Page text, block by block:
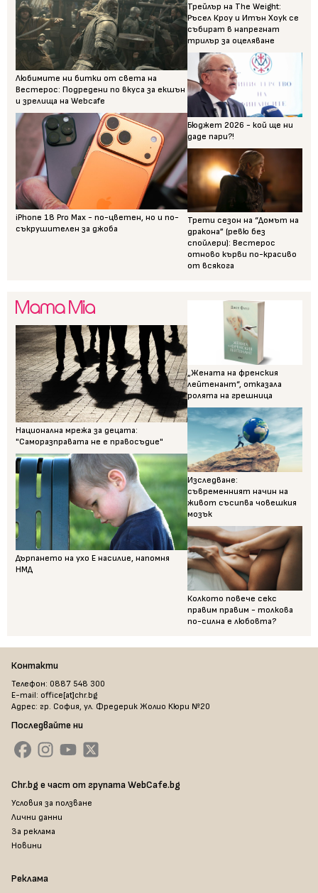
Любимите ни битки от света на
Вестерос: Подредени по вкуса за екшън
и зрелища на Webcafe
iPhone 18 Pro Max - по-цветен, но и по-
съкрушителен за джоба
Трейлър на The Weight:
Ръсел Кроу и Итън Хоук се
събират в напрегнат
трилър за оцеляване
Бюджет 2026 - кой ще ни
даде пари?!
Трети сезон на “Домът на
дракона” (ревю без
спойлери): Вестерос
отново кърви по-красиво
от всякога
Национална мрежа за децата:
"Саморазправата не е правосъдие"
Дърпането на ухо Е насилие, напомня
НМД
„Жената на френския
лейтенант“, отказала
ролята на грешница
Изследване:
съвременният начин на
живот съсипва човешкия
мозък
Колкото повече секс
правим правим - толкова
по-силна е любовта?
Контакти
Телефон: 0887 548 300
E-mail: office[at]chr.bg
Адрес: гр. София, ул. Фредерик Жолио Кюри №20
Последвайте ни
Chr.bg е част от групата WebCafe.bg
Условия за ползване
Лични данни
За реклама
Новини
Реклама